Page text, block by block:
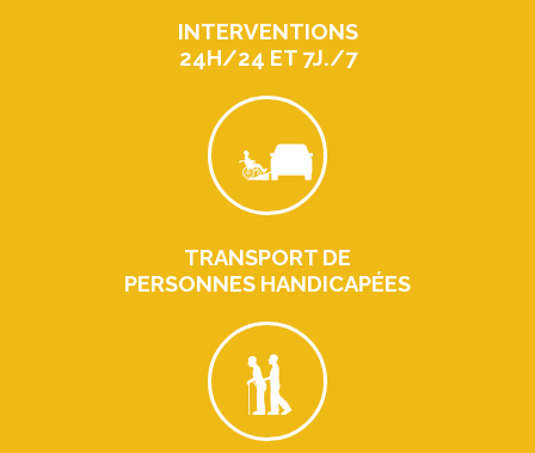
INTERVENTIONS
24H/24 ET 7J./7
TRANSPORT DE
PERSONNES HANDICAPÉES